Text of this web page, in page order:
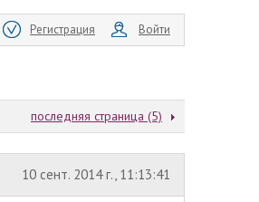
Регистрация Войти
последняя страница (5)
10 сент. 2014 г., 11:13:41